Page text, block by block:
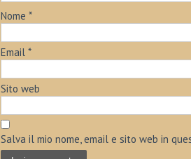
Nome *
Email *
Sito web
Salva il mio nome, email e sito web in